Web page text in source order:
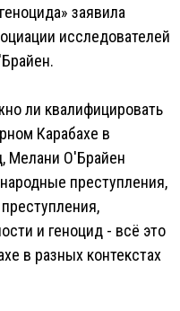
заявила
исследователей
ли квалифицировать
Карабахе в
Мелани О'Брайен
преступления,
и геноцид - всё это
в разных контекстах